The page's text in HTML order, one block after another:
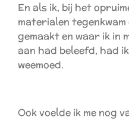
En als ik, bij het
materialen
gemaakt en waar ik in
aan had beleefd, had
weemoed.
Ook voelde ik me nog